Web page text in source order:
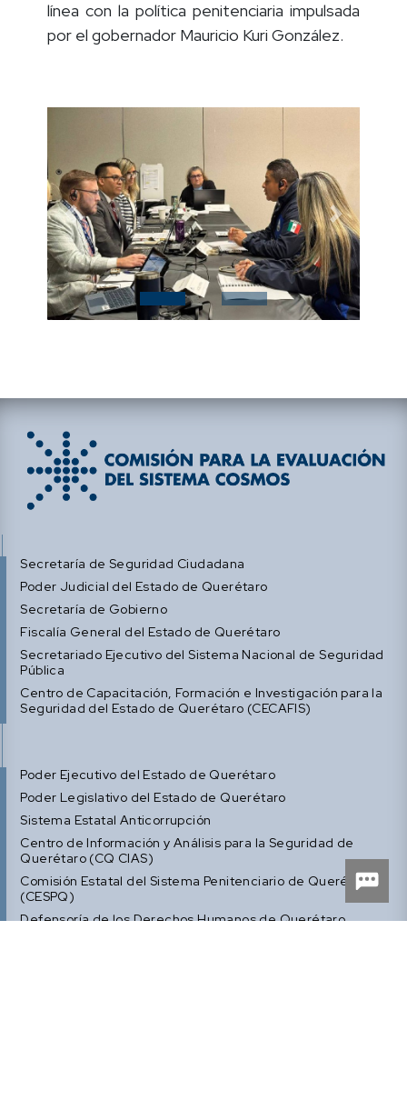
línea con la política penitenciaria impulsada
por el gobernador Mauricio Kuri González.
Previous Next
Secretaría de Seguridad Ciudadana
Poder Judicial del Estado de Querétaro
Secretaría de Gobierno
Fiscalía General del Estado de Querétaro
Secretariado Ejecutivo del Sistema Nacional de Seguridad
Pública
Centro de Capacitación, Formación e Investigación para la
Seguridad del Estado de Querétaro (CECAFIS)
Poder Ejecutivo del Estado de Querétaro
Poder Legislativo del Estado de Querétaro
Sistema Estatal Anticorrupción
Centro de Información y Análisis para la Seguridad de
Querétaro (CQ CIAS)
Comisión Estatal del Sistema Penitenciario de Querétaro
(CESPQ)
Defensoría de los Derechos Humanos de Querétaro